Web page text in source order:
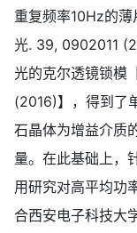
重复频率10Hz的
光. 39, 0902011
光的克尔透镜锁模
(2016)】，得到了
石晶体为增益介质
量。在此基础上，
用研究对高平均功
合西安电子科技大